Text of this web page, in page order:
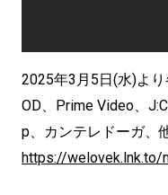
2025年3月5日(水)よ
OD、Prime Video、
p、カンテレドーガ、
https://welovek.lnk.to/